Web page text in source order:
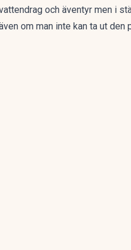
och äventyr men i
om man inte kan ta ut